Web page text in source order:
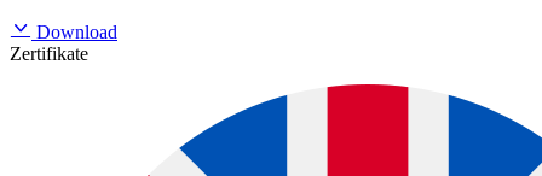
Download
Zertifikate